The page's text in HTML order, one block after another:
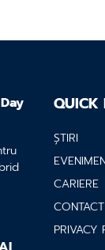
QUICK
ȘTIRI
CARIERE
CONTACT
PRIVACY